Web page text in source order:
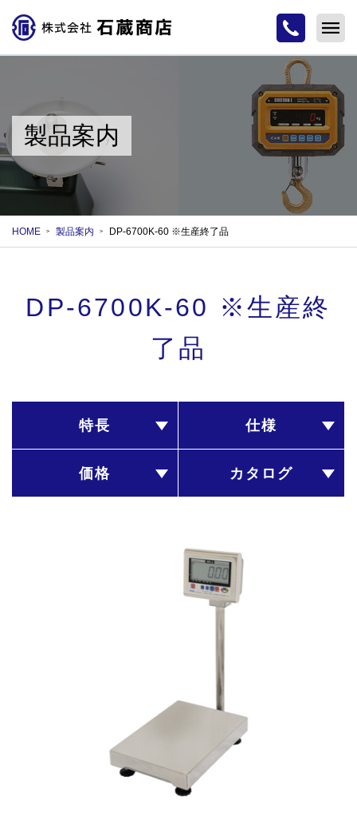
製品案内
HOME 製品案内 DP-6700K-60 ※生産終了品
DP-6700K-60 ※生産終
了品
特長 仕様
価格 カタログ